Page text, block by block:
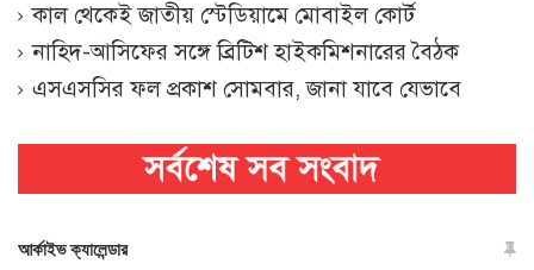
কাল থেকেই জাতীয় স্টেডিয়ামে মোবাইল কোর্ট
নাহিদ-আসিফের সঙ্গে ব্রিটিশ হাইকমিশনারের বৈঠক
এসএসসির ফল প্রকাশ সোমবার, জানা যাবে যেভাবে
আর্কাইভ ক্যালেন্ডার